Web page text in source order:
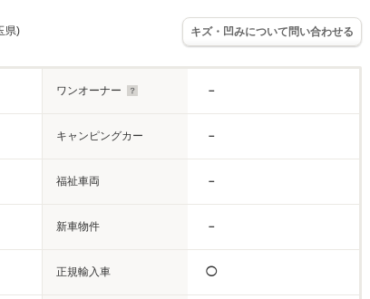
県) キズ・凹みについて問い合わせる
ワンオーナー －
キャンピングカー －
福祉車両 －
新車物件 －
正規輸入車 ◯